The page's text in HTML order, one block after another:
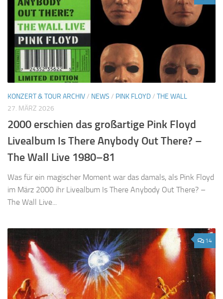
KONZERT & TOUR ARCHIV/ NEWS / PINK FLOYD/ THE WALL
27. MÄRZ 2026
2000 erschien das großartige Pink Floyd
Livealbum Is There Anybody Out There? –
The Wall Live 1980–81
Was für ein magischer Moment war das damals, als Pink Floyd
im März 2000 ihr Livealbum Is There Anybody Out There? –
The Wall Live...
14